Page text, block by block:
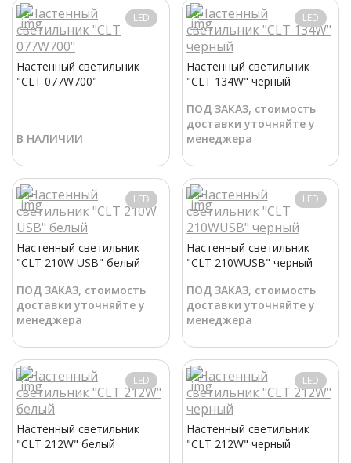
LED
Настенный светильник
"CLT 077W700"
В НАЛИЧИИ
LED
Настенный светильник
"CLT 134W" черный
ПОД ЗАКАЗ, стоимость
доставки уточняйте у
менеджера
LED
Настенный светильник
"CLT 210W USB" белый
ПОД ЗАКАЗ, стоимость
доставки уточняйте у
менеджера
LED
Настенный светильник
"CLT 210WUSB" черный
ПОД ЗАКАЗ, стоимость
доставки уточняйте у
менеджера
LED
Настенный светильник
"CLT 212W" белый
LED
Настенный светильник
"CLT 212W" черный